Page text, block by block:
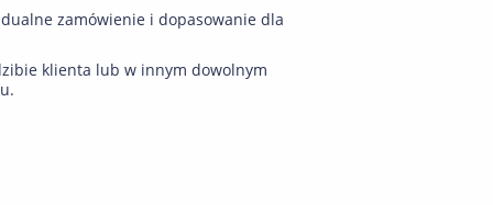
zamówienie i dopasowanie dla
klienta lub w innym dowolnym